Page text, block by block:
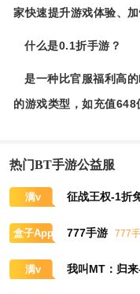
家快速提升游戏体验、加
什么是0.1折手游？
是一种比官服福利高
的游戏类型，如充值648
热门BT手游公益服
满v 征战王权-1折
盒子App 777手游
777
满v 我叫MT：归